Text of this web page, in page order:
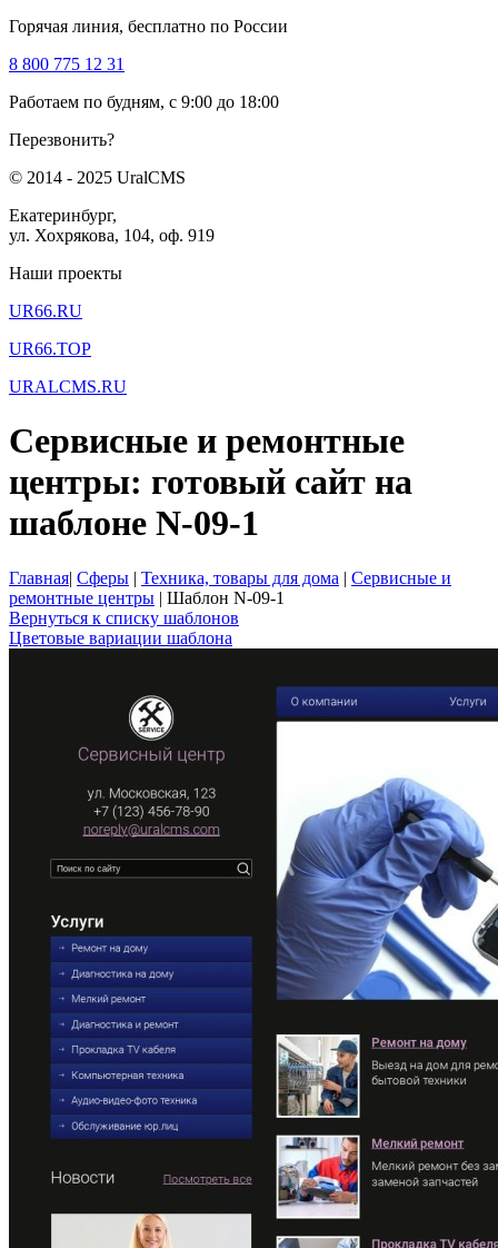
Горячая линия, бесплатно по России
8 800 775 12 31
Работаем по будням, с 9:00 до 18:00
Перезвонить?
© 2014 - 2025 UralCMS
Екатеринбург,
ул. Хохрякова, 104, оф. 919
Наши проекты
UR66.RU
UR66.TOP
URALCMS.RU
Сервисные и ремонтные
центры: готовый сайт на
шаблоне N-09-1
Главная| Сферы | Техника, товары для дома | Сервисные и
ремонтные центры | Шаблон N-09-1
Вернуться к списку шаблонов
Цветовые вариации шаблона